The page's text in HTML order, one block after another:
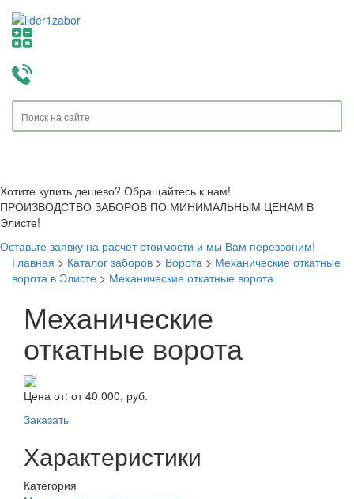
Хотите купить дешево? Обращайтесь к нам!
ПРОИЗВОДСТВО ЗАБОРОВ ПО МИНИМАЛЬНЫМ ЦЕНАМ В
Элисте!
Оставьте заявку на расчёт стоимости и мы Вам перезвоним!
Главная > Каталог заборов > Ворота > Механические откатные
ворота в Элисте > Механические откатные ворота
Механические
откатные ворота
Цена от: от 40 000, руб.
Заказать
Характеристики
Категория